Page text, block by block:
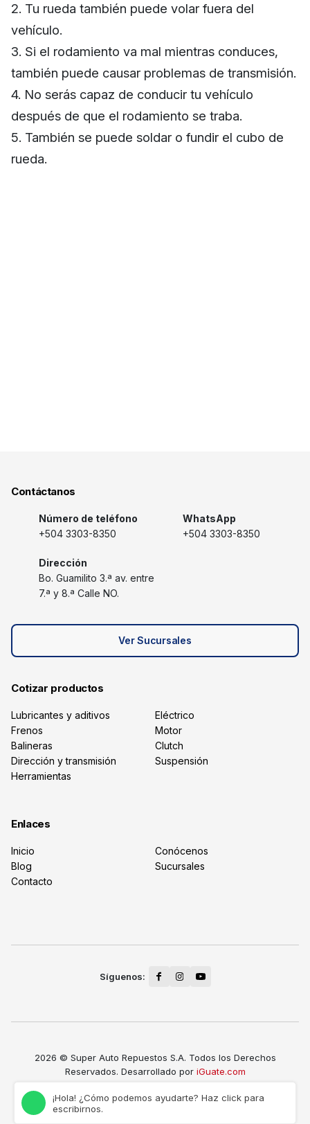
2. Tu rueda también puede volar fuera del
vehículo.
3. Si el rodamiento va mal mientras conduces,
también puede causar problemas de transmisión.
4. No serás capaz de conducir tu vehículo
después de que el rodamiento se traba.
5. También se puede soldar o fundir el cubo de
rueda.
Contáctanos
Número de teléfono
+504 3303-8350
WhatsApp
+504 3303-8350
Dirección
Bo. Guamilito 3.ª av. entre
7.ª y 8.ª Calle NO.
Ver Sucursales
Cotizar productos
Lubricantes y aditivos
Eléctrico
Frenos
Motor
Balineras
Clutch
Dirección y transmisión
Suspensión
Herramientas
Enlaces
Inicio
Conócenos
Blog
Sucursales
Contacto
2026 © Super Auto Repuestos S.A. Todos los Derechos
Reservados. Desarrollado por iGuate.com
¡Hola! ¿Cómo podemos ayudarte? Haz click para
escribirnos.